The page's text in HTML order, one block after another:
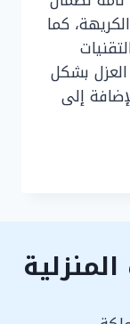
كما
العزل بشكل
إلى